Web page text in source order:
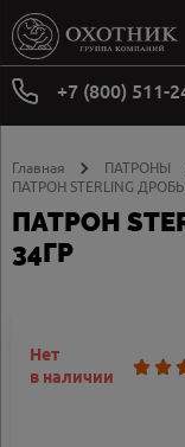
+7 (800) 511-
Главная ПАТРОНЫ
ПАТРОН STERLING
ПАТРОН
34ГР
Нет
в наличии